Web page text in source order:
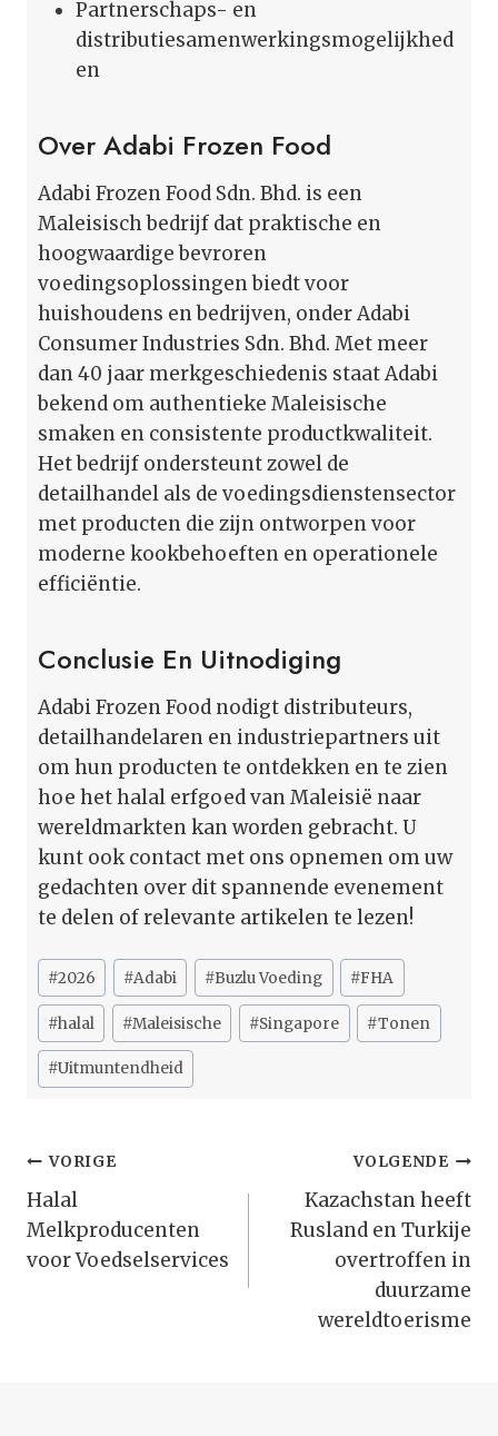
Partnerschaps- en
distributiesamenwerkingsmogelijkhed
en
Over Adabi Frozen Food
Adabi Frozen Food Sdn. Bhd. is een
Maleisisch bedrijf dat praktische en
hoogwaardige bevroren
voedingsoplossingen biedt voor
huishoudens en bedrijven, onder Adabi
Consumer Industries Sdn. Bhd. Met meer
dan 40 jaar merkgeschiedenis staat Adabi
bekend om authentieke Maleisische
smaken en consistente productkwaliteit.
Het bedrijf ondersteunt zowel de
detailhandel als de voedingsdienstensector
met producten die zijn ontworpen voor
moderne kookbehoeften en operationele
efficiëntie.
Conclusie En Uitnodiging
Adabi Frozen Food nodigt distributeurs,
detailhandelaren en industriepartners uit
om hun producten te ontdekken en te zien
hoe het halal erfgoed van Maleisië naar
wereldmarkten kan worden gebracht. U
kunt ook contact met ons opnemen om uw
gedachten over dit spannende evenement
te delen of relevante artikelen te lezen!
Bericht
tags:
#2026 #Adabi #Buzlu Voeding #FHA
#halal #Maleisische #Singapore #Tonen
#Uitmuntendheid
Bericht
Navigatie
VORIGE
Halal
Melkproducenten
voor Voedselservices
VOLGENDE
Kazachstan heeft
Rusland en Turkije
overtroffen in
duurzame
wereldtoerisme